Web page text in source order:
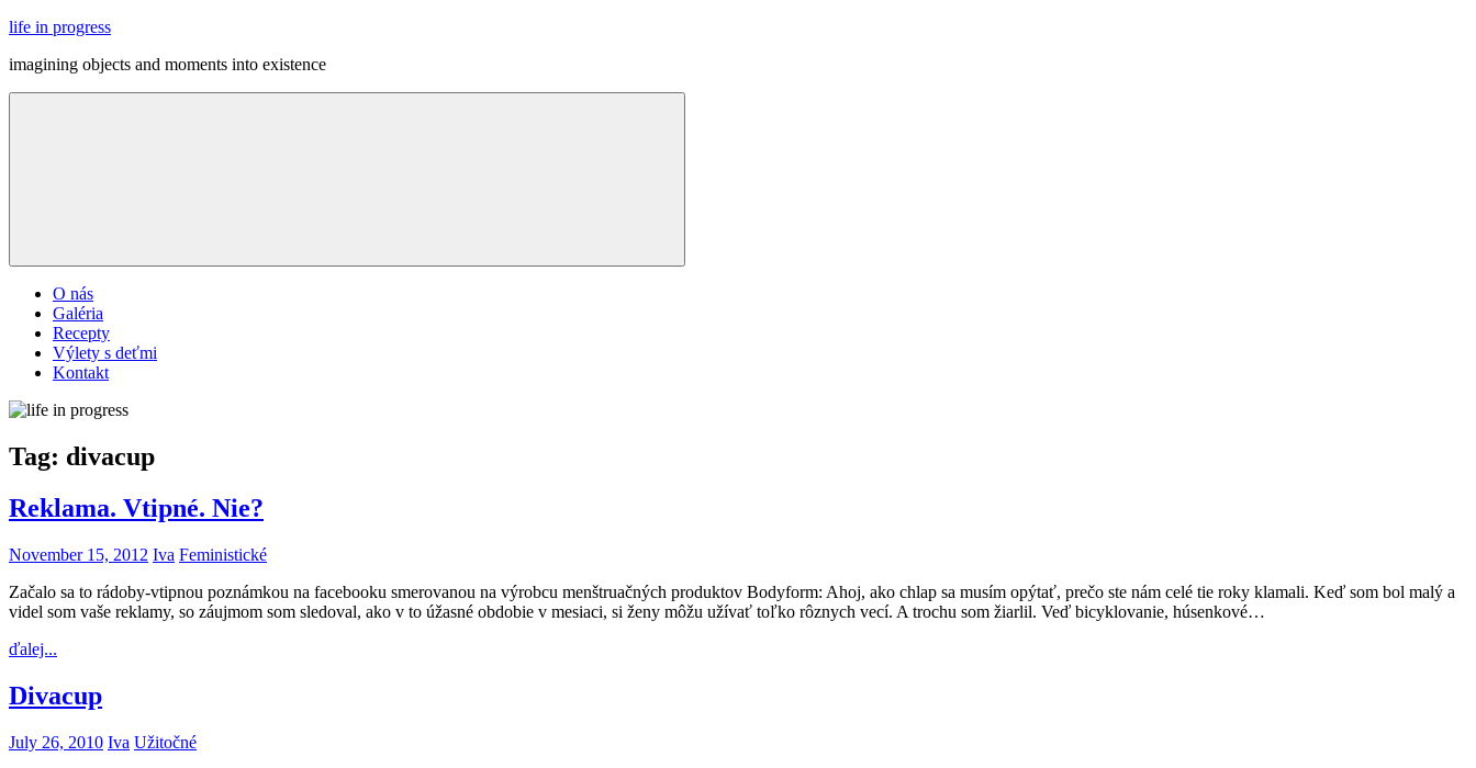
Skip
content
life in progress
imagining objects and moments into existence
Menu
O nás
Galéria
Recepty
Výlety s deťmi
Kontakt
Tag: divacup
Reklama. Vtipné. Nie?
November 15, 2012 Iva Feministické
Začalo sa to rádoby-vtipnou poznámkou na facebooku smerovanou na výrobcu menštruačných produktov Bodyform: Ahoj, ako chlap sa musím opýtať, prečo ste nám celé tie roky klamali. Keď som bol malý a
videl som vaše reklamy, so záujmom som sledoval, ako v to úžasné obdobie v mesiaci, si ženy môžu užívať toľko rôznych vecí. A trochu som žiarlil. Veď bicyklovanie, húsenkové…
ďalej...
Divacup
July 26, 2010 Iva Užitočné